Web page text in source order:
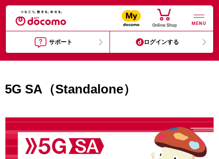
MENU
サポート ログインする
5G SA（Standalone）